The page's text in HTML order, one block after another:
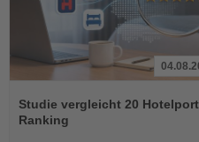
Sie
die
Nachrichten
Studie vergleicht 20
Ranking